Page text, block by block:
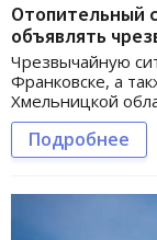
Отопительный
объявлять
Чрезвычайную
Франковске, а
Хмельницкой
Подробнее